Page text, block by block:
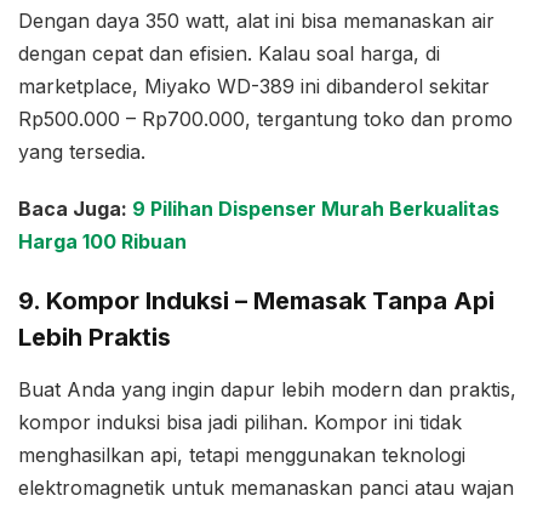
Dengan daya 350 watt, alat ini bisa memanaskan air
dengan cepat dan efisien. Kalau soal harga, di
marketplace, Miyako WD-389 ini dibanderol sekitar
Rp500.000 – Rp700.000, tergantung toko dan promo
yang tersedia.
Baca Juga: 9 Pilihan Dispenser Murah Berkualitas
Harga 100 Ribuan
9. Kompor Induksi – Memasak Tanpa Api
Lebih Praktis
Buat Anda yang ingin dapur lebih modern dan praktis,
kompor induksi bisa jadi pilihan. Kompor ini tidak
menghasilkan api, tetapi menggunakan teknologi
elektromagnetik untuk memanaskan panci atau wajan